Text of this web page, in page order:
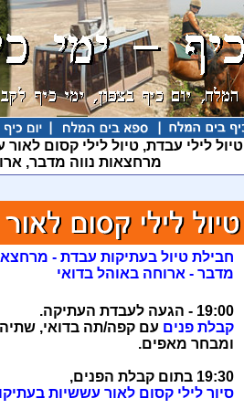
טיול לילי עבדת, טיול לילי קסום
מרחצאות נווה מדבר,
חבילת טיול בעתיקות עבדת -
מדבר - ארוחה באוהל בדואי
19:00 - הגעה לעבדת העתיקה.
קבלת פנים עם קפה/תה בדואי,
ומבחר מאפים.
19:30 בתום קבלת הפנים,
סיור לילי קסום לאור עששיות